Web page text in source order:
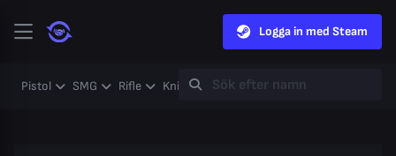
Logga in med Steam
Pistol SMG Rifle Knife Gloves Heavy